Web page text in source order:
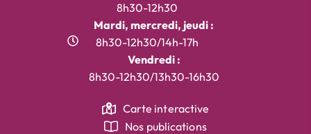
8h30-12h30
Mardi, mercredi, jeudi :
8h30-12h30/14h-17h
Vendredi :
8h30-12h30/13h30-16h30
Carte interactive
Nos publications